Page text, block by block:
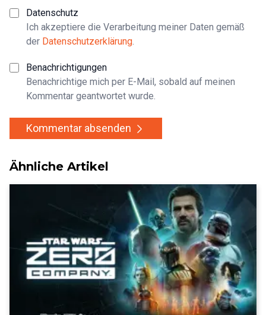
Datenschutz
Ich akzeptiere die Verarbeitung meiner Daten gemäß
der Datenschutzerklärung.
Benachrichtigungen
Benachrichtige mich per E-Mail, sobald auf meinen
Kommentar geantwortet wurde.
Kommentar absenden
Ähnliche Artikel